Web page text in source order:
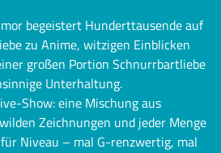
begeistert Hunderttausende auf
zu Anime, witzigen Einblicken
großen Portion Schnurrbartliebe
Unterhaltung.
Show: eine Mischung aus
Zeichnungen und jeder Menge
Niveau – mal G-renzwertig, mal